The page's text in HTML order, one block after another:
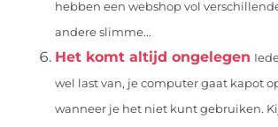
hebben een webshop vol
andere slimme...
Het komt altijd ongelegen
wel last van, je computer gaat kapot
wanneer je het niet kunt gebruiken.